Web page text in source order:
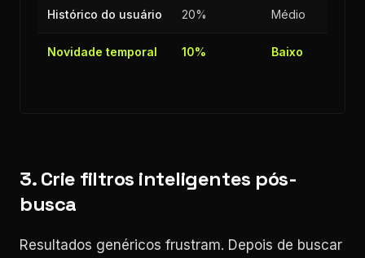
Histórico do usuário 20% Médio
Novidade temporal 10% Baixo
3. Crie filtros inteligentes pós-
busca
Resultados genéricos frustram. Depois de buscar